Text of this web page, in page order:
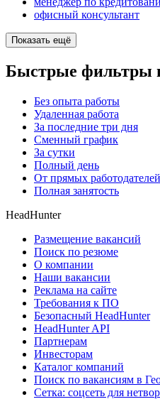
офисный консультант
Показать ещё
Быстрые фильтры
Без опыта работы
Удаленная работа
За последние три дня
Сменный график
За сутки
Полный день
От прямых работодателей
Полная занятость
HeadHunter
Размещение вакансий
Поиск по резюме
О компании
Наши вакансии
Реклама на сайте
Требования к ПО
Безопасный HeadHunter
HeadHunter API
Партнерам
Инвесторам
Каталог компаний
Поиск по вакансиям в
Сетка: соцсеть для